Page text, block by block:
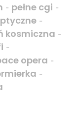
- pełne cgi -
-
kosmiczna -
-
opera -
-